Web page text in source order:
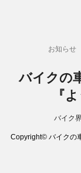
お知らせ
バイクの
『
バイク
Copyright© バイクの